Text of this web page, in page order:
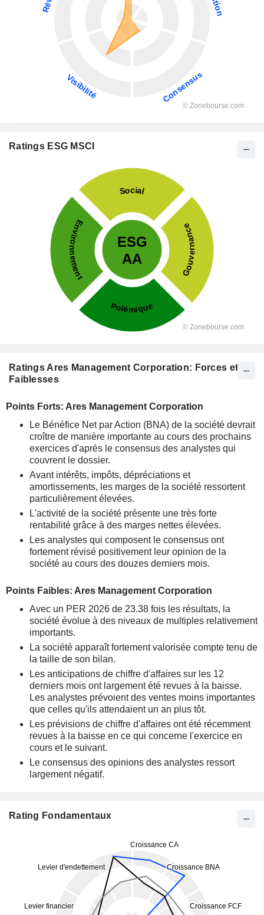
Ratings ESG MSCI
Ratings Ares Management Corporation: Forces et
Faiblesses
Points Forts: Ares Management Corporation
Le Bénéfice Net par Action (BNA) de la société devrait
croître de manière importante au cours des prochains
exercices d'après le consensus des analystes qui
couvrent le dossier.
Avant intérêts, impôts, dépréciations et
amortissements, les marges de la société ressortent
particulièrement élevées.
L'activité de la société présente une très forte
rentabilité grâce à des marges nettes élevées.
Les analystes qui composent le consensus ont
fortement révisé positivement leur opinion de la
société au cours des douzes derniers mois.
Points Faibles: Ares Management Corporation
Avec un PER 2026 de 23.38 fois les résultats, la
société évolue à des niveaux de multiples relativement
importants.
La société apparaît fortement valorisée compte tenu de
la taille de son bilan.
Les anticipations de chiffre d'affaires sur les 12
derniers mois ont largement été revues à la baisse.
Les analystes prévoient des ventes moins importantes
que celles qu'ils attendaient un an plus tôt.
Les prévisions de chiffre d'affaires ont été récemment
revues à la baisse en ce qui concerne l'exercice en
cours et le suivant.
Le consensus des opinions des analystes ressort
largement négatif.
Rating Fondamentaux